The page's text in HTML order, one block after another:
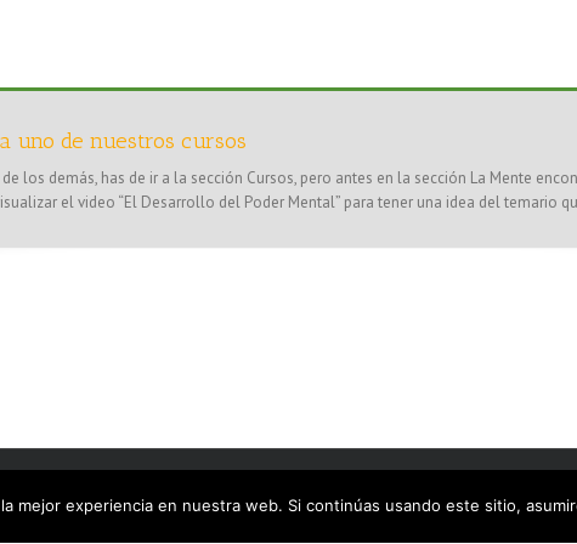
uno de nuestros cursos
los demás, has de ir a la sección Cursos, pero antes en la sección La Mente
el video “El Desarrollo del Poder Mental” para tener una idea del temario
El poder mental | Todos los derechos reservados | Aviso Legal |Política de Cookies |
mejor experiencia en nuestra web. Si continúas usando este sitio,